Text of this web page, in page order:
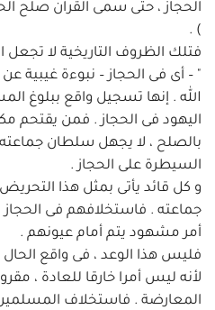
) .
فتلك الظروف التاريخية لا تجعل
" – أى فى الحجاز – نبوءة غيبية
الله . إنها تسجيل واقع ببلوغ
اليهود فى الحجاز . فمن يقتحم
بالصلح ، لا يجهل سلطان
السيطرة على الحجاز .
و كل قائد يأتى بمثل هذا
جماعته . فاستخلافهم فى الحجاز
أمر مشهود يتم أمام عيونهم .
فليس هذا الوعد ، فى واقع
لأنه ليس أمرا خارقا للعادة ،
المعارضة . فاستخلاف